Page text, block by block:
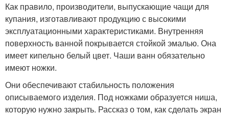
Как правило, производители, выпускающие чащи для
купания, изготавливают продукцию с высокими
эксплуатационными характеристиками. Внутренняя
поверхность ванной покрывается стойкой эмалью. Она
имеет кипельно белый цвет. Чаши ванн обязательно
имеют ножки.
Они обеспечивают стабильность положения
описываемого изделия. Под ножками образуется ниша,
которую нужно закрыть. Рассказ о том, как сделать экран